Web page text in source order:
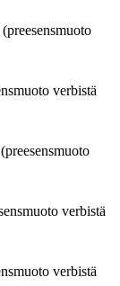
verbistä
verbistä
verbistä